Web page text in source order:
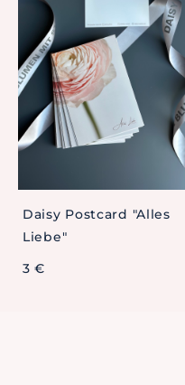
Daisy Postcard "Alles
Liebe"
3 €